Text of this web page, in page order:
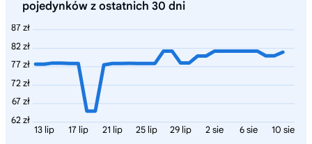
pojedynków z ostatnich 30 dni
87 zł
82 zł
77 zł
72 zł
67 zł
62 zł
10 sie
6 sie
2 sie
29 lip
25 lip
21 lip
17 lip
13 lip